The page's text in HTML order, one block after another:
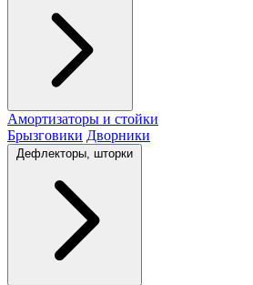
Амортизаторы и стойки
Брызговики Дворники
Дефлекторы, шторки